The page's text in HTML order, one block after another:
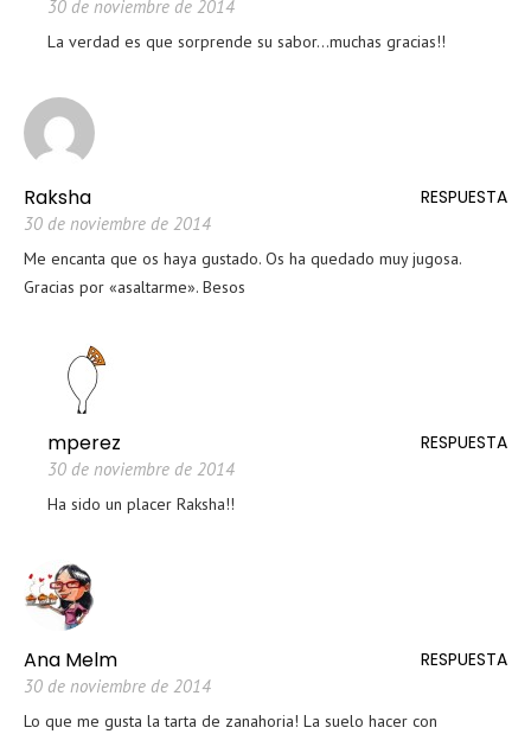
30 de noviembre de 2014
La verdad es que sorprende su sabor…muchas gracias!!
RESPUESTA
Raksha
30 de noviembre de 2014
Me encanta que os haya gustado. Os ha quedado muy jugosa.
Gracias por «asaltarme». Besos
RESPUESTA
mperez
30 de noviembre de 2014
Ha sido un placer Raksha!!
RESPUESTA
Ana Melm
30 de noviembre de 2014
Lo que me gusta la tarta de zanahoria! La suelo hacer con